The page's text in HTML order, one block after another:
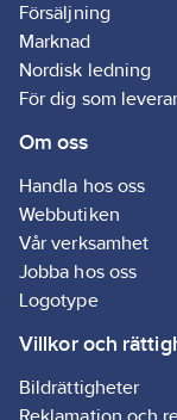
Försäljning
Marknad
Nordisk ledning
För dig som
Om oss
Handla hos oss
Webbutiken
Vår verksamhet
Jobba hos oss
Logotype
Villkor och
Bildrättigheter